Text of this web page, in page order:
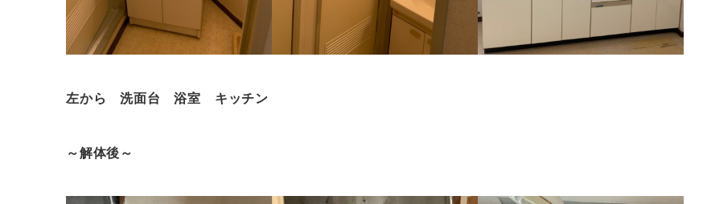
左から 洗面台 浴室 キッチン
～解体後～